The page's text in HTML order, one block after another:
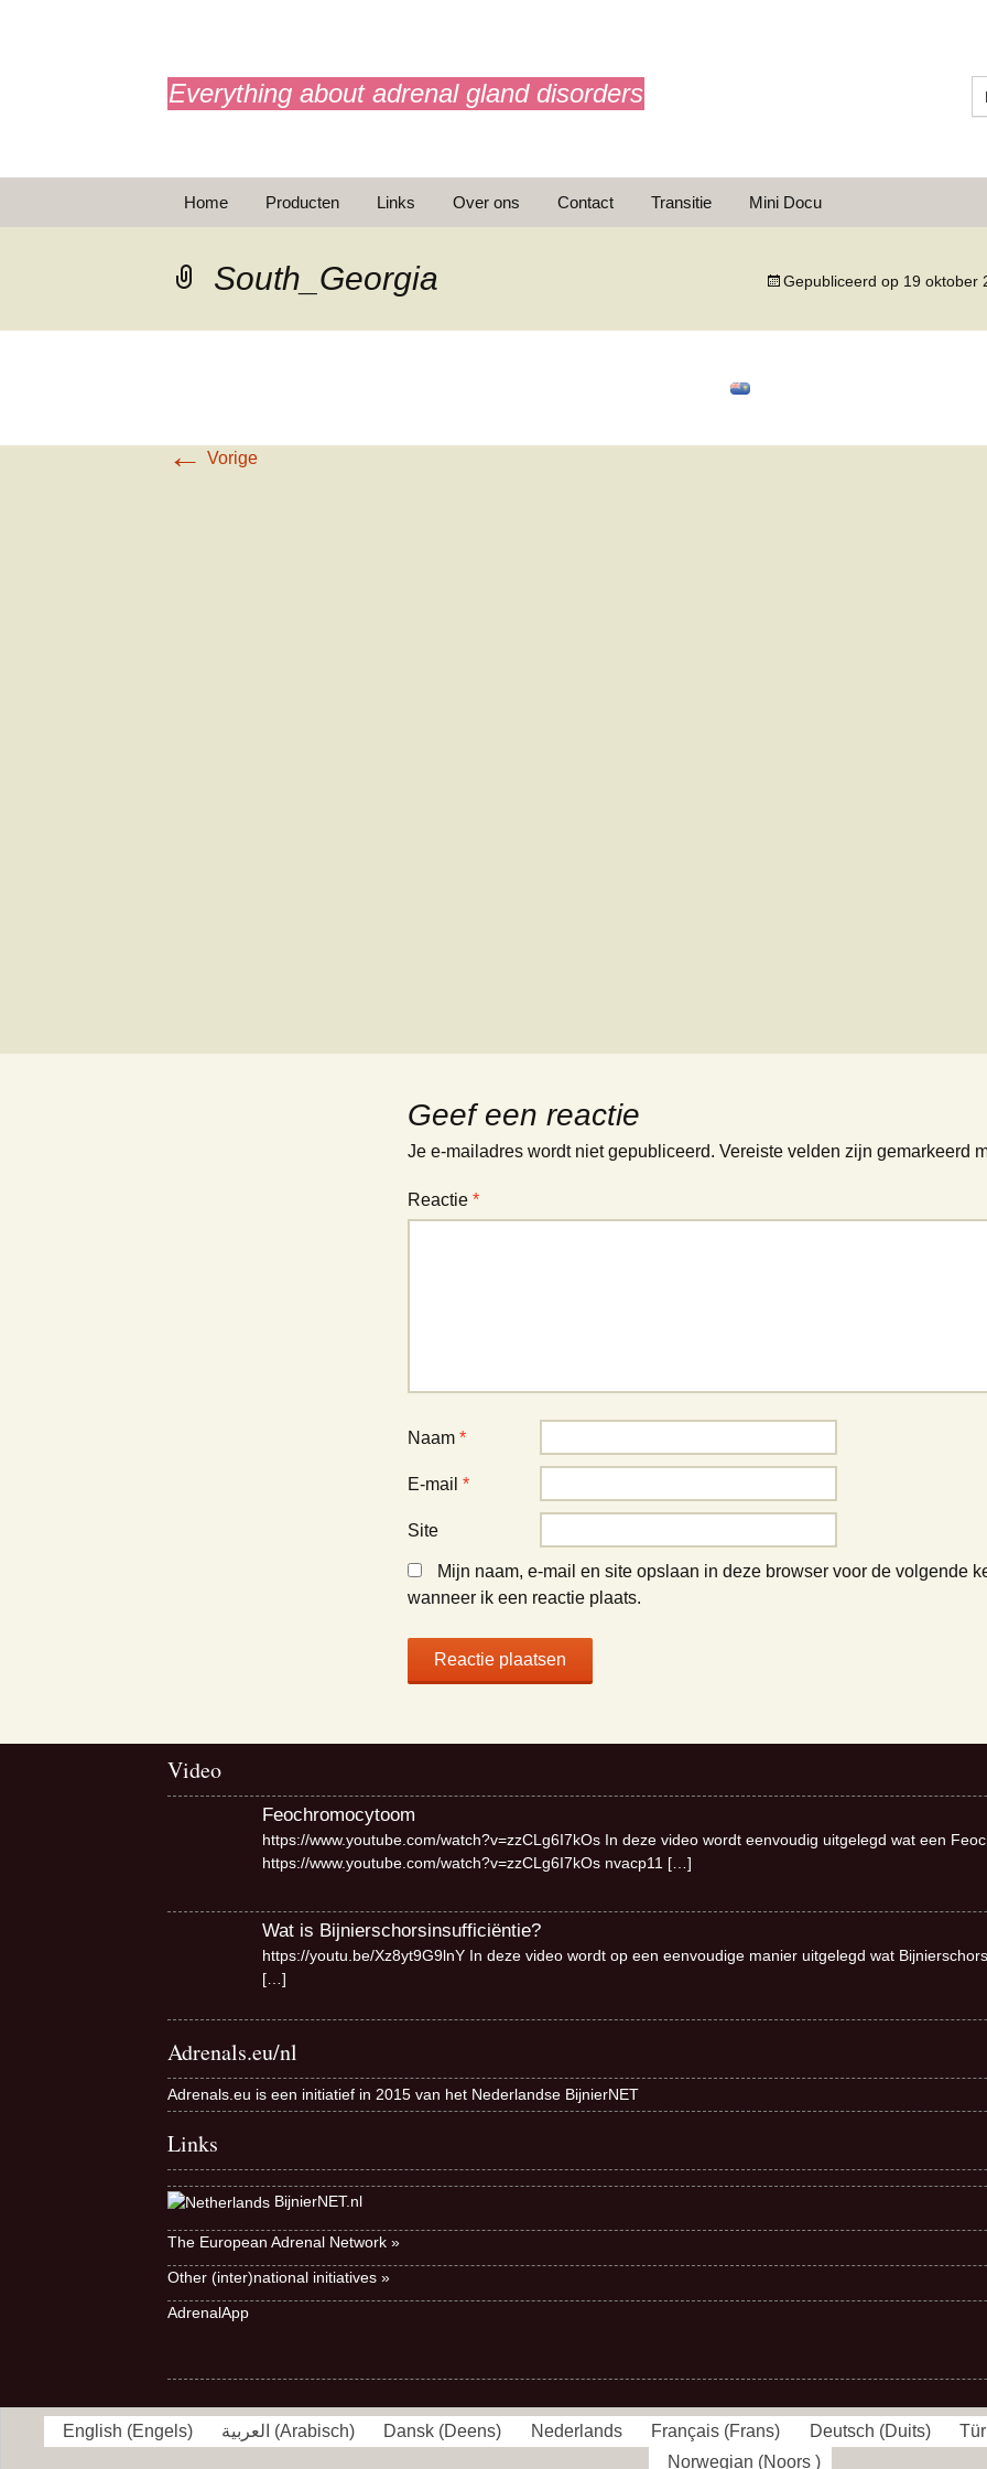
Everything about adrenal gland disorders
inhoud
Home Producten
Animaties
Noodinjectie
Links Over ons Contact Transitie Mini Docu
South_Georgia Gepubliceerd op 19 oktober
← Vorige
Geef een reactie
Je e-mailadres wordt niet gepubliceerd. Vereiste velden zijn gemarkeerd
Reactie *
Naam *
E-mail *
Site
Mijn naam, e-mail en site opslaan in deze browser voor de volgende
wanneer ik een reactie plaats.
Video
Feochromocytoom
https://www.youtube.com/watch?v=zzCLg6I7kOs In deze video wordt eenvoudig uitgelegd wat een
https://www.youtube.com/watch?v=zzCLg6I7kOs nvacp11 […]
Wat is Bijnierschorsinsufficiëntie?
https://youtu.be/Xz8yt9G9lnY In deze video wordt op een eenvoudige manier uitgelegd wat
[…]
Adrenals.eu/nl
Adrenals.eu is een initiatief in 2015 van het Nederlandse BijnierNET
Links
BijnierNET.nl
The European Adrenal Network »
Other (inter)national initiatives »
AdrenalApp
English (Engels) العربية (Arabisch) Dansk (Deens) Nederlands Français (Frans) Deutsch (Duits)
Norwegian (Noors )